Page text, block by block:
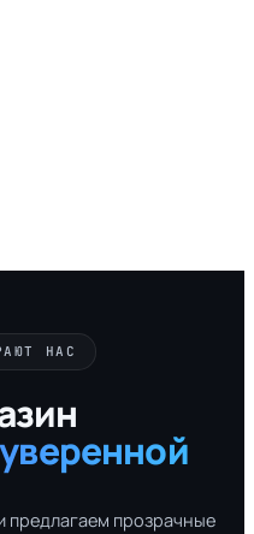
НАС
предлагаем прозрачные